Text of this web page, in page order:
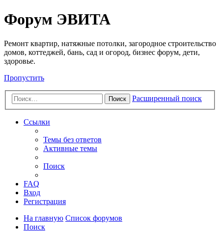
Регистрация
Форум ЭВИТА
Ремонт квартир, натяжные потолки, загородное строительство
домов, коттеджей, бань, сад и огород, бизнес форум, дети,
здоровье.
Пропустить
Поиск Расширенный поиск
Ссылки
Темы без ответов
Активные темы
Поиск
FAQ
Вход
Регистрация
На главную Список форумов
Поиск